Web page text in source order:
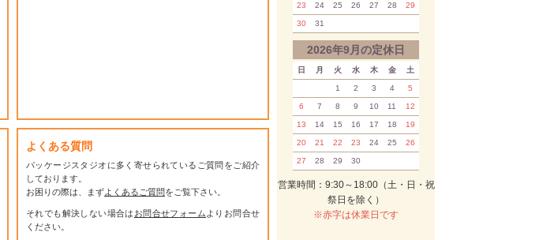
よくある質問
パッケージスタジオに多く寄せられているご質問をご紹介
しております。
お困りの際は、まずよくあるご質問をご覧下さい。
それでも解決しない場合は お問合せフォーム よりお問合せ
ください。
23 24 25 26 27 28 29
30 31
2026年9月の定休日
日 月 火 水 木 金 土
1 2 3 4 5
6 7 8 9 10 11 12
13 14 15 16 17 18 19
20 21 22 23 24 25 26
27 28 29 30
営業時間：9:30～18:00（土・日・祝
祭日を除く）
※赤字は休業日です